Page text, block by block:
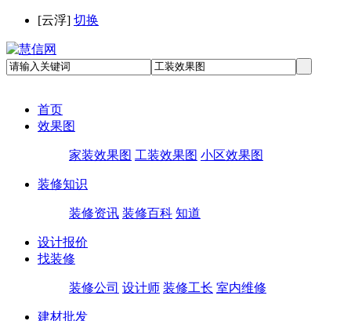
[云浮] 切换
首页
效果图
家装效果图 工装效果图 小区效果图
装修知识
装修资讯 装修百科 知道
设计报价
找装修
装修公司 设计师 装修工长 室内维修
建材批发